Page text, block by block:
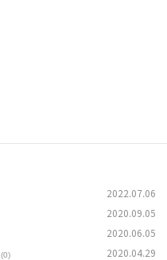
2022.07.06
2020.09.05
2020.06.05
(0) 2020.04.29